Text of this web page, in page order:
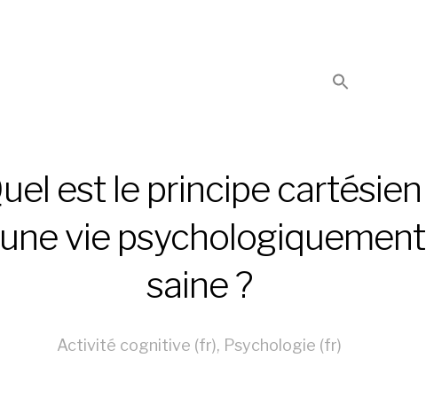
est le principe cartésien
vie psychologiquement
saine ?
Activité cognitive (fr), Psychologie (fr)